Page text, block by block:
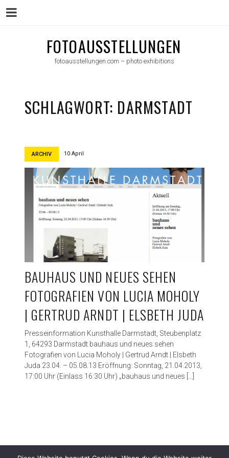
FOTOAUSSTELLUNGEN
fotoausstellungen.com – photo exhibitions
SCHLAGWORT: DARMSTADT
ARCHIV 10 April
BAUHAUS UND NEUES SEHEN
FOTOGRAFIEN VON LUCIA MOHOLY
| GERTRUD ARNDT | ELSBETH JUDA
Presseinformation Kunsthalle Darmstadt, Steubenplatz
1, 64293 Darmstadt bauhaus und neues sehen
Fotografien von Lucia Moholy | Gertrud Arndt | Elsbeth
Juda 23.04. – 05.08.13 Eröffnung: Sonntag, 21.04.2013,
17:00 Uhr (Einlass 16:30 Uhr) „bauhaus und neues […]
Menu